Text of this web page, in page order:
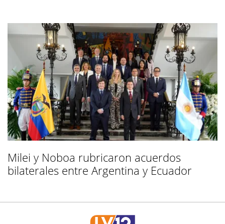
Milei y Noboa rubricaron acuerdos
bilaterales entre Argentina y Ecuador